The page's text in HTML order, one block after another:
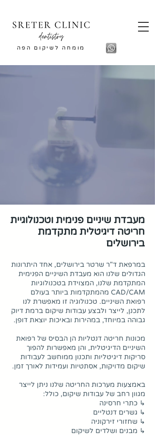
מומחה לשיקום הפה
מעבדת שיניים פנימית וטכנולוגיית
חריטה דיגיטלית מתקדמת
בירושלים
במרפאת ד"ר שרטר בירושלים, אחד היתרונות
הגדולים שלנו הוא מעבדת השיניים הפנימית
המתקדמת שלנו, המצוידת בטכנולוגיות
CAD/CAM מהמתקדמות ביותר בעולם
רפואת השיניים. טכנולוגיה זו מאפשרת לנו
לתכנן, לייצר ולבצע עבודות שיקום ברמת דיוק
גבוהה במיוחד, במהירות ובאיכות יוצאת דופן.
מכונות חריטה דנטליות הן הבסיס של רפואת
השיניים הדיגיטלית, והן מאפשרות להפוך
סריקות דיגיטליות ותכנון ממוחשב לעבודות
שיקום מדויקות, אסתטיות ועמידות לאורך זמן.
באמצעות מערכות החריטה שלנו ניתן לייצר
מגוון רחב של עבודות שיקום, כולל:
↳ כתרי חרסינה
↳ גשרים דנטליים
↳ שחזורי זירקוניה
↳ מבנים ושלדים לשיקום